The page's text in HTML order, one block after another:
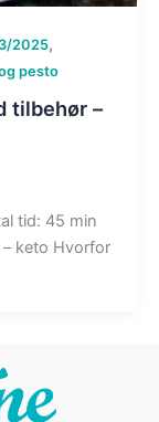
2025,
pesto
tilbehør –
tid: 45 min
keto Hvorfor